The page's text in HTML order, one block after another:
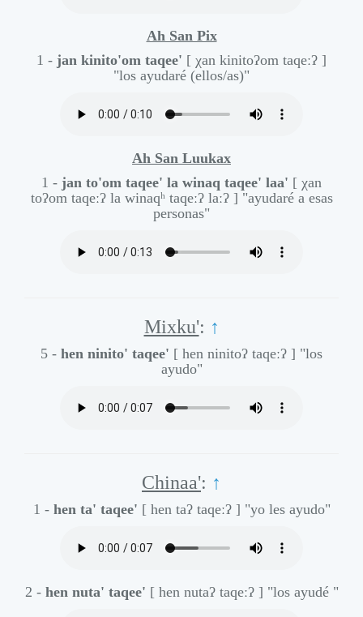
Ah San Pix
1 - jan kinito'om taqee' [ χan kinitoʔom taqeːʔ ]
"los ayudaré (ellos/as)"
Ah San Luukax
1 - jan to'om taqee' la winaq taqee' laa' [ χan
toʔom taqeːʔ la winaqʰ taqeːʔ laːʔ ] "ayudaré a esas
personas"
Mixku': ↑
5 - hen ninito' taqee' [ hen ninitoʔ taqeːʔ ] "los
ayudo"
Chinaa': ↑
1 - hen ta' taqee' [ hen taʔ taqeːʔ ] "yo les ayudo"
2 - hen nuta' taqee' [ hen nutaʔ taqeːʔ ] "los ayudé "